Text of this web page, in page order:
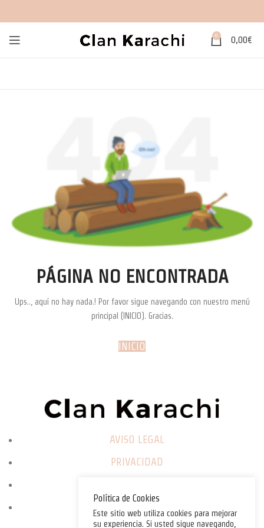
0 0,00€
PÁGINA NO ENCONTRADA
Ups.., aquí no hay nada.! Por favor sigue navegando con nuestro menú
principal (INICIO). Gracias.
INICIO
AVISO LEGAL
PRIVACIDAD
Política de Cookies
Este sitio web utiliza cookies para mejorar
su experiencia. Si usted sigue navegando,